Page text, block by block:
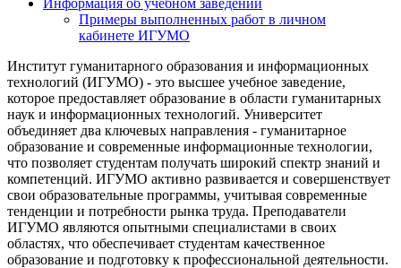
Примеры выполненных работ в личном
кабинете ИГУМО
Институт гуманитарного образования и информационных
технологий (ИГУМО) - это высшее учебное заведение,
которое предоставляет образование в области гуманитарных
наук и информационных технологий. Университет
объединяет два ключевых направления - гуманитарное
образование и современные информационные технологии,
что позволяет студентам получать широкий спектр знаний и
компетенций. ИГУМО активно развивается и совершенствует
свои образовательные программы, учитывая современные
тенденции и потребности рынка труда. Преподаватели
ИГУМО являются опытными специалистами в своих
областях, что обеспечивает студентам качественное
образование и подготовку к профессиональной деятельности.